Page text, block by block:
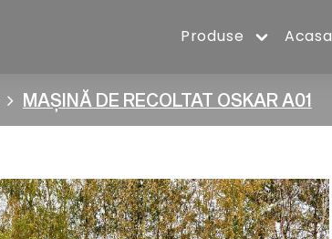
Produse Acasa
MAȘINĂ DE RECOLTAT OSKAR A01